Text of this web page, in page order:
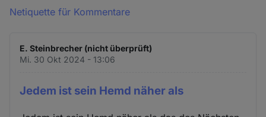
Netiquette für Kommentare
E. Steinbrecher (nicht überprüft)
Mi. 30 Okt 2024 - 13:06
Jedem ist sein Hemd näher als